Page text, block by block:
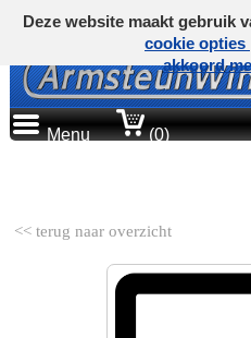
Menu (0)
<< terug naar overzicht
Deze website maakt gebruik
cookie opties
akkoord